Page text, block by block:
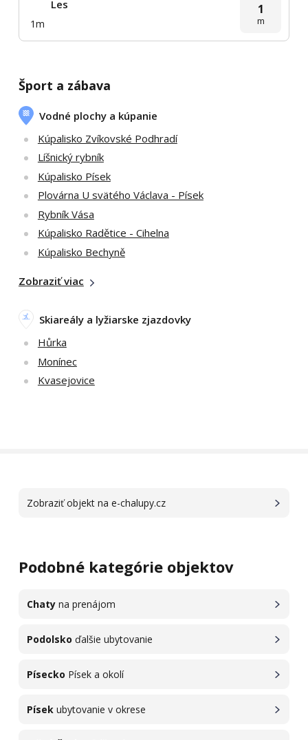
Les
1m
1
m
Šport a zábava
Vodné plochy a kúpanie
Kúpalisko Zvíkovské Podhradí
Líšnický rybník
Kúpalisko Písek
Plovárna U svätého Václava - Písek
Rybník Vása
Kúpalisko Radětice - Cihelna
Kúpalisko Bechyně
Zobraziť viac
Skiareály a lyžiarske zjazdovky
Hůrka
Monínec
Kvasejovice
Zobraziť objekt na e-chalupy.cz
Podobné kategórie objektov
Chaty na prenájom
Podolsko ďalšie ubytovanie
Písecko Písek a okolí
Písek ubytovanie v okrese